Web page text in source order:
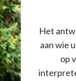
Het
aan wie
op